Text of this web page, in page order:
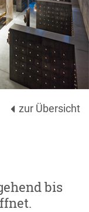
zur Übersicht
bis